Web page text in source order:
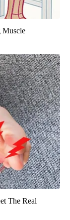
Muscle
The Real